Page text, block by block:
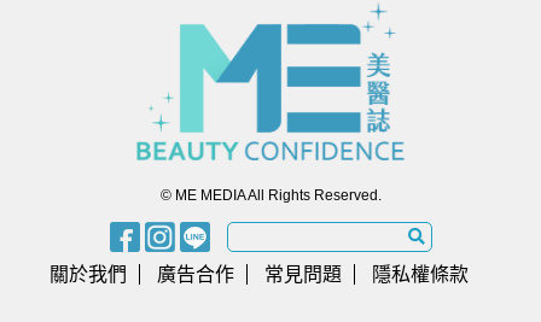
© ME MEDIA All Rights Reserved.
關於我們 廣告合作 常見問題 隱私權條款